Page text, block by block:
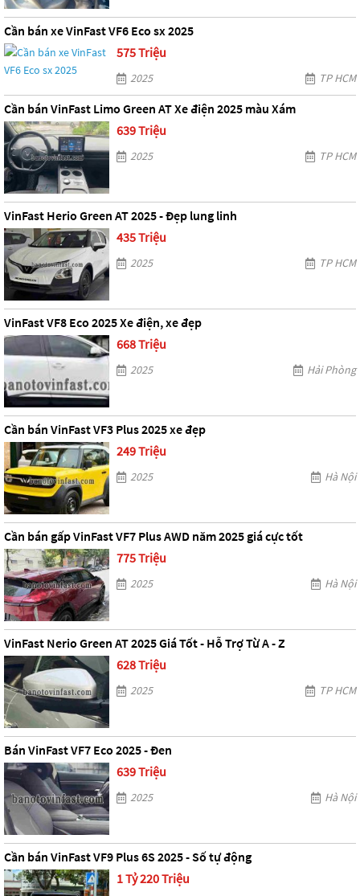
Cần bán xe VinFast VF6 Eco sx 2025
575 Triệu
2025 TP HCM
Cần bán VinFast Limo Green AT Xe điện 2025 màu Xám
639 Triệu
2025 TP HCM
VinFast Herio Green AT 2025 - Đẹp lung linh
435 Triệu
2025 TP HCM
VinFast VF8 Eco 2025 Xe điện, xe đẹp
668 Triệu
2025 Hải Phòng
Cần bán VinFast VF3 Plus 2025 xe đẹp
249 Triệu
2025 Hà Nội
Cần bán gấp VinFast VF7 Plus AWD năm 2025 giá cực tốt
775 Triệu
2025 Hà Nội
VinFast Nerio Green AT 2025 Giá Tốt - Hỗ Trợ Từ A - Z
628 Triệu
2025 TP HCM
Bán VinFast VF7 Eco 2025 - Đen
639 Triệu
2025 Hà Nội
Cần bán VinFast VF9 Plus 6S 2025 - Số tự động
1 Tỷ 220 Triệu